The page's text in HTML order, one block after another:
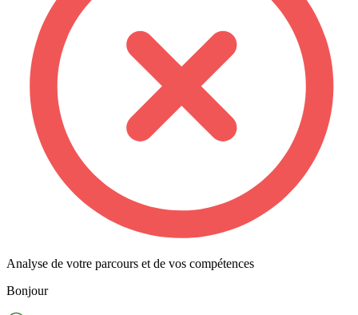
Analyse de votre parcours et de vos compétences
Bonjour